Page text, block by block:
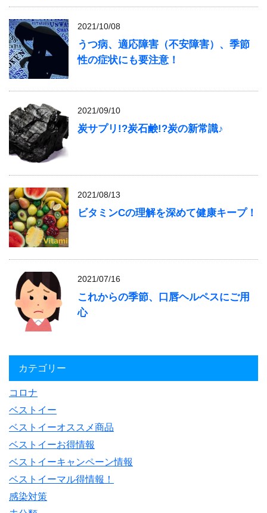
2021/10/08
うつ病、適応障害（不安障害）、季節
性の症状にも要注意！
2021/09/10
炭サプリ!?炭石鹸!?炭の新常識♪
2021/08/13
ビタミンCの理解を深めて健康キープ！
2021/07/16
これからの季節、口唇ヘルペスにご用
心
カテゴリー
コロナ
ベストイー
ベストイーオススメ商品
ベストイーお得情報
ベストイーキャンペーン情報
ベストイーマル得情報！
感染対策